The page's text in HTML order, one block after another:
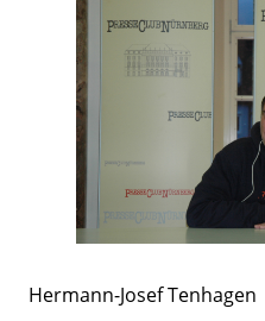
Hermann-Josef Tenhagen